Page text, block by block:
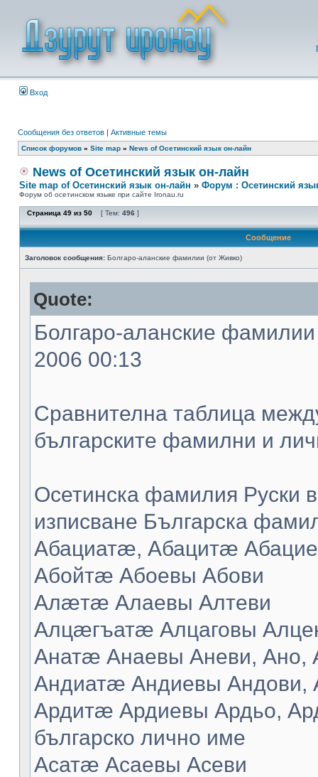
Вход
Сообщения без ответов | Активные темы
Список форумов » Site map » News of Осетинский язык он-лайн
News of Осетинский язык он-лайн
Site map of Осетинский язык он-лайн » Форум : Осетинский
Форум об осетинском языке при сайте Ironau.ru
Страница 49 из 50 [ Тем: 496 ]
Сообщение
Заголовок сообщения: Болгаро-аланские фамилии (от Живко)
Quote:
Болгаро-аланские
2006 00:13
Сравнителна таблица
българските фамилни и
Осетинска фамилия Руски
изписване Българска
Абациатæ, Абацитæ
Абойтæ Абоевы Абови
Алæтæ Алаевы Алтеви
Алцæгъатæ Алцаговы
Анатæ Анаевы Аневи, Ано,
Андиатæ Андиевы Андови,
Ардитæ Ардиевы Ардьо,
българско лично име
Асатæ Асаевы Асеви